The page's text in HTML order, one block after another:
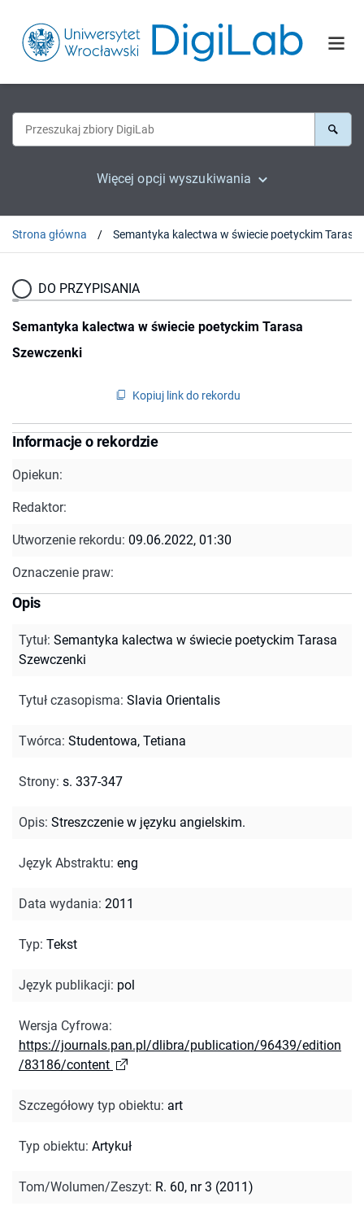
Więcej opcji wyszukiwania
Strona główna
DO PRZYPISANIA
Semantyka kalectwa w świecie poetyckim Tarasa
Szewczenki
Kopiuj link do rekordu
Informacje o rekordzie
Opiekun:
Redaktor:
Utworzenie rekordu: 09.06.2022, 01:30
Oznaczenie praw:
Opis
Tytuł: Semantyka kalectwa w świecie poetyckim Tarasa
Szewczenki
Tytuł czasopisma: Slavia Orientalis
Twórca: Studentowa, Tetiana
Strony: s. 337-347
Opis: Streszczenie w języku angielskim.
Język Abstraktu: eng
Data wydania: 2011
Typ: Tekst
Język publikacji: pol
Wersja Cyfrowa:
https://journals.pan.pl/dlibra/publication/96439/edition
/83186/content
Szczegółowy typ obiektu: art
Typ obiektu: Artykuł
Tom/Wolumen/Zeszyt: R. 60, nr 3 (2011)